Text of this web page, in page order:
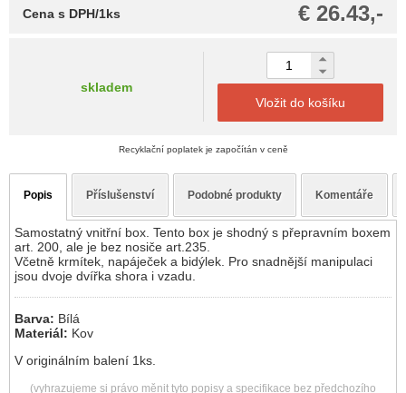
€ 26.43,-
Cena s DPH/1ks
skladem
Vložit do košíku
Recyklační poplatek je započítán v ceně
Popis Příslušenství Podobné produkty Komentáře
Samostatný vnitřní box. Tento box je shodný s přepravním boxem
art. 200, ale je bez nosiče art.235.
Včetně krmítek, napáječek a bidýlek. Pro snadnější manipulaci
jsou dvoje dvířka shora i vzadu.
Barva: Bílá
Materiál: Kov
V originálním balení 1ks.
(vyhrazujeme si právo měnit tyto popisy a specifikace bez předchozího